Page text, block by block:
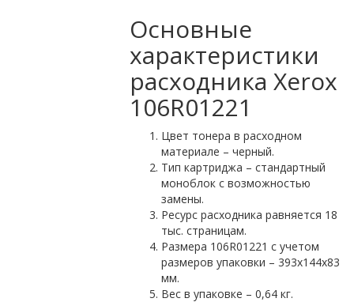
Основные
характеристики
расходника Xerox
106R01221
Цвет тонера в расходном
материале – черный.
Тип картриджа – стандартный
моноблок с возможностью
замены.
Ресурс расходника равняется 18
тыс. страницам.
Размера 106R01221 с учетом
размеров упаковки – 393х144х83
мм.
Вес в упаковке – 0,64 кг.